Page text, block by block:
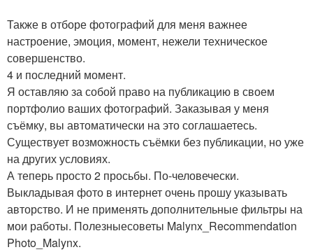
Также в отборе фотографий для меня важнее
настроение, эмоция, момент, нежели техническое
совершенство.
4 и последний момент.
Я оставляю за собой право на публикацию в своем
портфолио ваших фотографий. Заказывая у меня
съёмку, вы автоматически на это соглашаетесь.
Существует возможность съёмки без публикации, но уже
на других условиях.
А теперь просто 2 просьбы. По-человечески.
Выкладывая фото в интернет очень прошу указывать
авторство. И не применять дополнительные фильтры на
мои работы. Полезныесоветы Malynx_Recommendation
Photo_Malynx.